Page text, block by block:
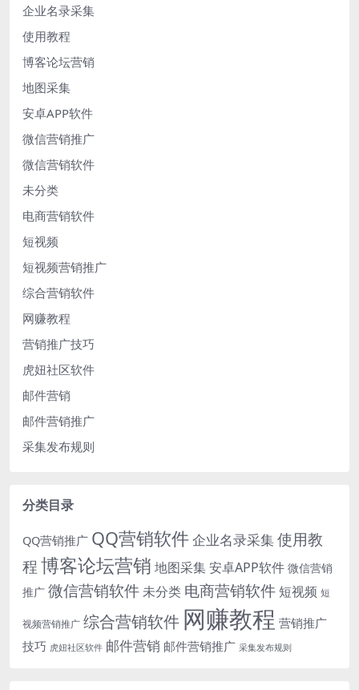
企业名录采集
使用教程
博客论坛营销
地图采集
安卓APP软件
微信营销推广
微信营销软件
未分类
电商营销软件
短视频
短视频营销推广
综合营销软件
网赚教程
营销推广技巧
虎妞社区软件
邮件营销
邮件营销推广
采集发布规则
分类目录
QQ营销推广 QQ营销软件企业名录采集使用教
程博客论坛营销 地图采集安卓APP软件 微信营销
推广 微信营销软件未分类 电商营销软件短视频 短
视频营销推广 综合营销软件 网赚教程 营销推广
技巧 虎妞社区软件 邮件营销 邮件营销推广 采集发布规则